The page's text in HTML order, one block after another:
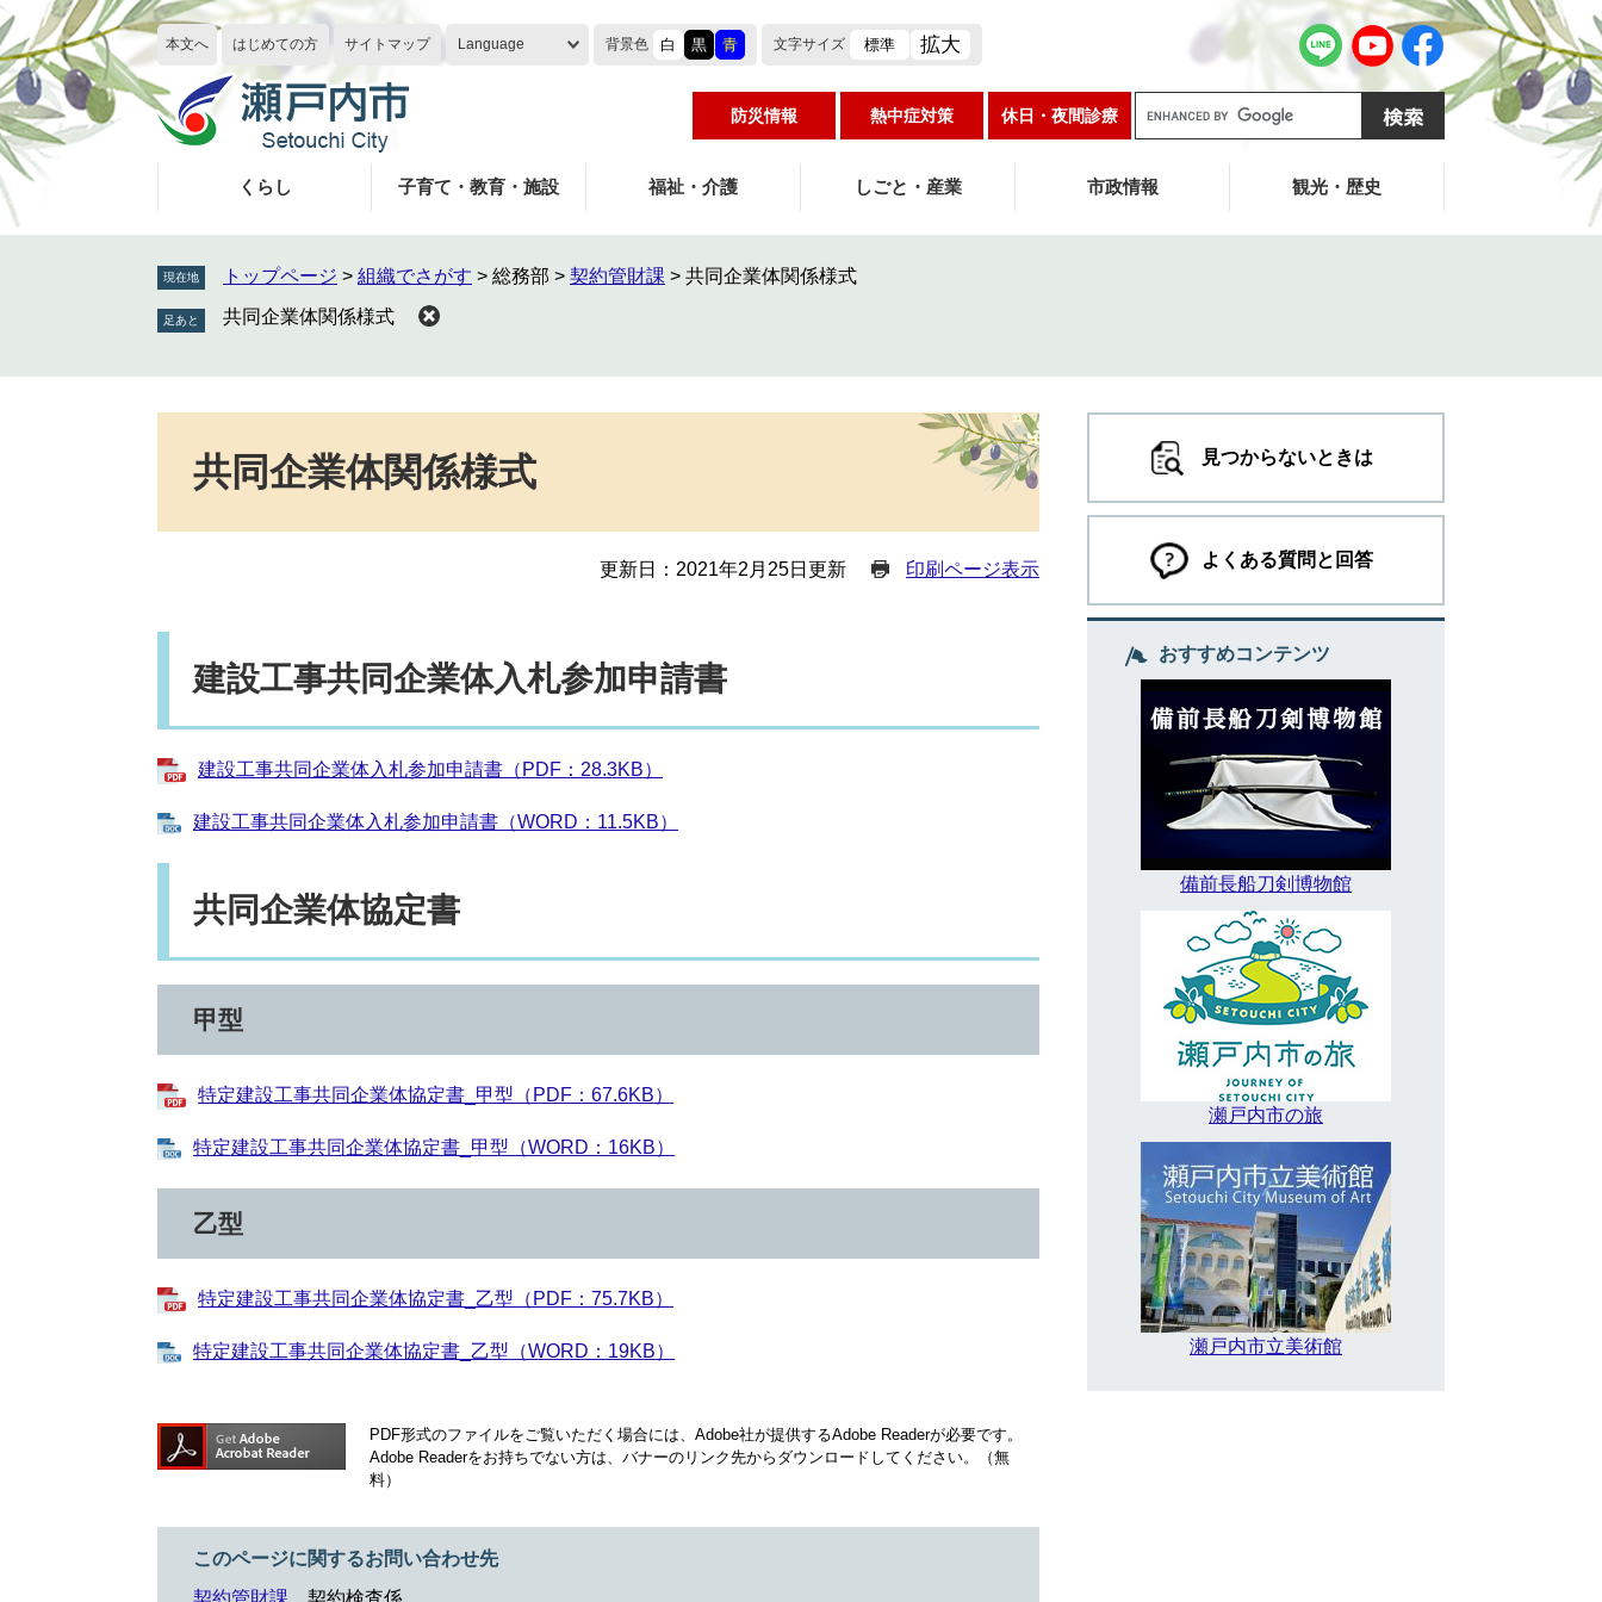
ペ
ー
ジ
の
先
頭
で
す
メ
ニ
ュ
ー
を
飛
ば
し
本文へ はじめての方 サイトマップ Language 背景色 白 黒 青 文字サイズ 標準 拡大
防災情報 熱中症対策 休日・夜間診療
g
e
くらし 子育て・教育・施設 福祉・介護 しごと・産業 市政情報 観光・歴史
現在地 トップページ > 組織でさがす > 総務部 > 契約管財課 > 共同企業体関係様式
共同企業体関係様式
共同企業体関係様式
更新日：2021年2月25日更新 印刷ページ表示
建設工事共同企業体入札参加申請書
建設工事共同企業体入札参加申請書（PDF：28.3KB）
建設工事共同企業体入札参加申請書（WORD：11.5KB）
共同企業体協定書
甲型
特定建設工事共同企業体協定書_甲型（PDF：67.6KB）
特定建設工事共同企業体協定書_甲型（WORD：16KB）
乙型
特定建設工事共同企業体協定書_乙型（PDF：75.7KB）
特定建設工事共同企業体協定書_乙型（WORD：19KB）
PDF形式のファイルをご覧いただく場合には、Adobe社が提供するAdobe Readerが必要です。
Adobe Readerをお持ちでない方は、バナーのリンク先からダウンロードしてください。（無
料）
このページに関するお問い合わせ先
契約管財課
契約検査係
見つからないときは
よくある質問と回答
おすすめコンテンツ
備前長船刀剣博物館
瀬戸内市の旅
瀬戸内市立美術館